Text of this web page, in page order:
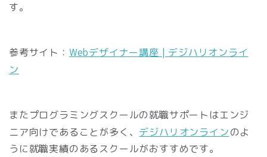
す。
参考サイト： Webデザイナー講座 | デジハリオンライ
ン
またプログラミングスクールの就職サポートはエンジ
ニア向けであることが多く、 デジハリオンラインのよ
うに就職実績のあるスクールがおすすめです。